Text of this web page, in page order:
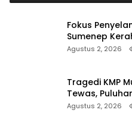
Fokus
Sumenep
Ambulans ke
Agustus 2, 2026
Tragedi KMP
Tewas,
Pencarian
Agustus 2, 2026